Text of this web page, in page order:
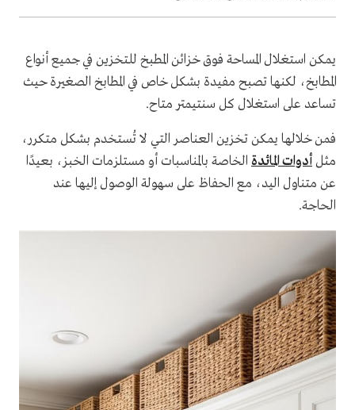
يمكن استغلال المساحة فوق خزائن المطبخ للتخزين في جميع أنواع
المطابخ، لكنها تصبح مفيدة بشكل خاص في المطابخ الصغيرة حيث
تساعد على استغلال كل سنتيمتر متاح.
فمن خلالها يمكن تخزين العناصر التي لا تُستخدم بشكل متكرر،
مثلأدوات المائدة الخاصة بالمناسبات أو مستلزمات الخبز، بعيدًا
عن متناول اليد، مع الحفاظ على سهولة الوصول إليها عند
الحاجة.